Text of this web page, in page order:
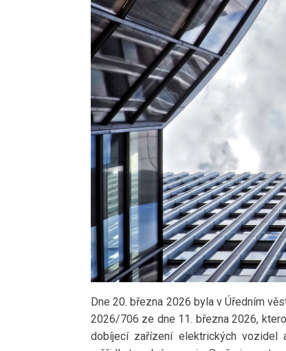
Dne 20. března 2026 byla v Úředním
2026/706 ze dne 11. března 2026,
dobíjecí zařízení elektrických vozidel